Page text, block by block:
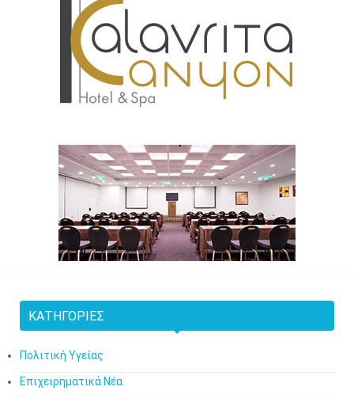
ΚΑΤΗΓΟΡΊΕΣ
Πολιτική Υγείας
Επιχειρηματικά Νέα